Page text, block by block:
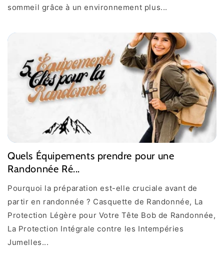
sommeil grâce à un environnement plus...
Quels Équipements prendre pour une
Randonnée Ré...
Pourquoi la préparation est-elle cruciale avant de
partir en randonnée ? Casquette de Randonnée, La
Protection Légère pour Votre Tête Bob de Randonnée,
La Protection Intégrale contre les Intempéries
Jumelles...